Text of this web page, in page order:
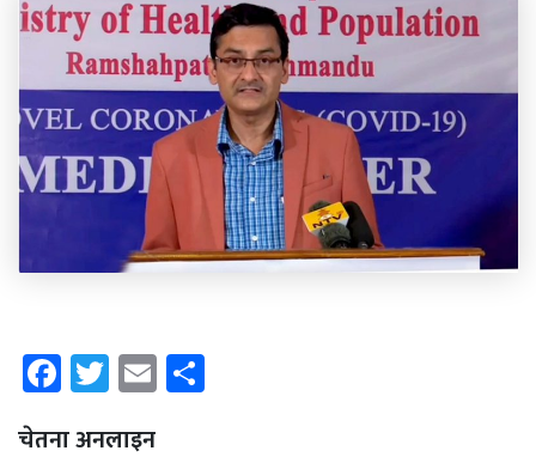
Facebook
Twitter
Email
चेतना अनलाइन